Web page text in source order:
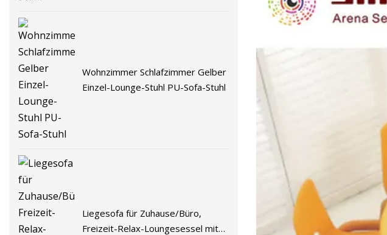
Wohnzimmer Schlafzimmer Gelber
Einzel-Lounge-Stuhl PU-Sofa-Stuhl
Liegesofa für Zuhause/Büro,
Freizeit-Relax-Loungesessel mit